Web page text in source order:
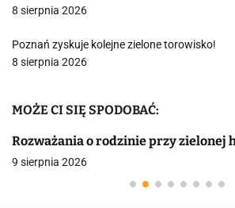
8 sierpnia 2026
Poznań zyskuje kolejne zielone torowisko!
8 sierpnia 2026
MOŻE CI SIĘ SPODOBAĆ:
Rozważania o rodzinie przy zielonej
9 sierpnia 2026